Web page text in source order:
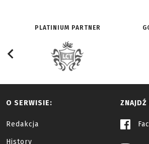
PLATINIUM PARTNER
O SERWISIE:
Redakcja
History